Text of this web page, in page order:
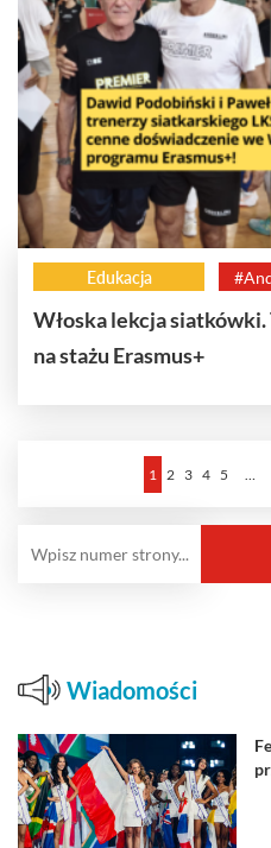
Edukacja
Włoska lekcja
na stażu Erasmus+
1 2 3 4 5 …
Wiadomości